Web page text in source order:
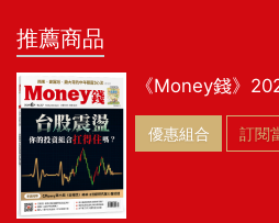
推薦商品
《Money錢》
優惠組合 訂閱